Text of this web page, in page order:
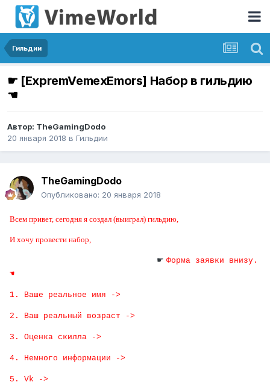
Гильдии
☛ [ExpremVemexEmors] Набор в гильдию
☚
Автор: TheGamingDodo
20 января 2018 в Гильдии
TheGamingDodo
Опубликовано: 20 января 2018
Всем привет, сегодня я создал (выиграл) гильдию,
И хочу провести набор,
☛ Форма заявки внизу.
☚
1. Ваше реальное имя ->
2. Ваш реальный возраст ->
3. Оценка скилла ->
4. Немного информации ->
5. Vk ->